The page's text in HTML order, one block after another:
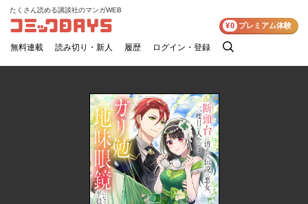
コミックDAYS
たくさん読める講談社のマンガWEB
無料連載 読み切り・新人 履歴 ログイン・登録
検
¥0 プレミアム体験